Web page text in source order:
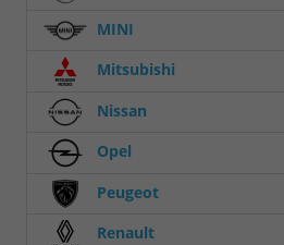
MINI
Mitsubishi
Nissan
Opel
Peugeot
Renault